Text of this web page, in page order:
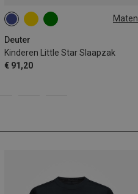
Maten
Deuter
Kinderen Little Star Slaapzak
€ 91,20
95-130CM | LEFT